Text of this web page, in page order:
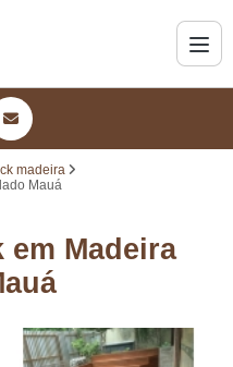
madeira
Mauá
em Madeira